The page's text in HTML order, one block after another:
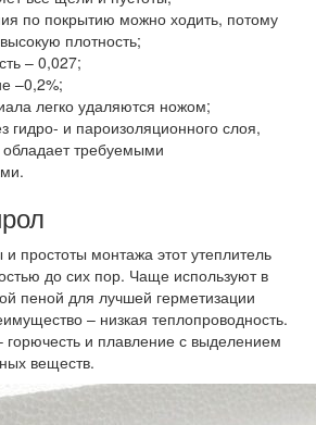
по покрытию можно ходить, потому
плотность;
– 0,027;
–0,2%;
легко удаляются ножом;
гидро- и пароизоляционного слоя,
требуемыми
простоты монтажа этот утеплитель
до сих пор. Чаще используют в
пеной для лучшей герметизации
– низкая теплопроводность.
горючесть и плавление с выделением
веществ.